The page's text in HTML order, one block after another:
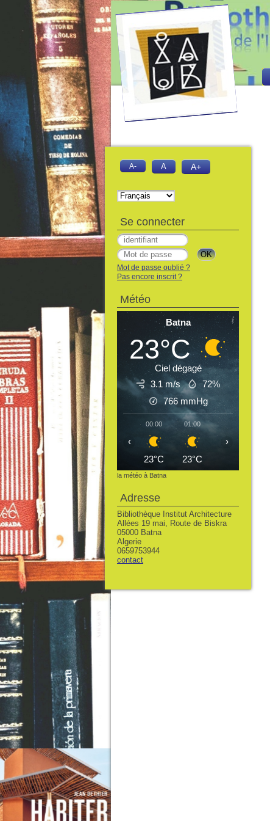
A- A A+
Se connecter
Mot de passe oublié ?
Pas encore inscrit ?
Météo
Batna
23°C
Ciel dégagé
3.1 m/s
72%
766 mmHg
00:00
23°C
01:00
23°C
02:00
‹ ›
la météo à Batna
Adresse
Bibliothèque Institut Architecture
Allées 19 mai, Route de Biskra
05000 Batna
Algerie
0659753944
contact